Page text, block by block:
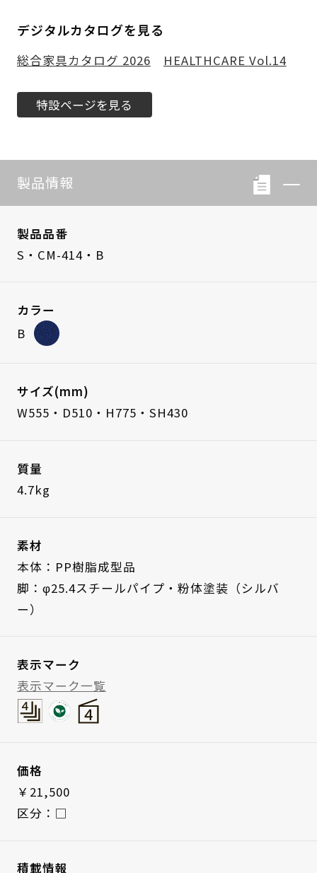
デジタルカタログを見る
総合家具カタログ 2026 HEALTHCARE Vol.14
特設ページを見る
製品情報
製品品番
S・CM-414・B
カラー
B
サイズ(mm)
W555・D510・H775・SH430
質量
4.7kg
素材
本体：PP樹脂成型品
脚：φ25.4スチールパイプ・粉体塗装（シルバ
ー）
表示マーク
表示マーク一覧
価格
￥21,500
区分：□
積載情報